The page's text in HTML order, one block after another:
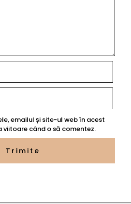
emailul și site-ul web în acest
când o să comentez.